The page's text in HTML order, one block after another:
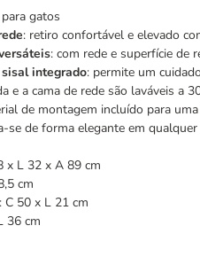
gatos
: retiro confortável e elevado
: com rede e superfície de
integrado: permite um
e a cama de rede são laváveis a
de montagem incluído para
se de forma elegante em
x L 32 x A 89 cm
cm
: C 50 x L 21 cm
36 cm